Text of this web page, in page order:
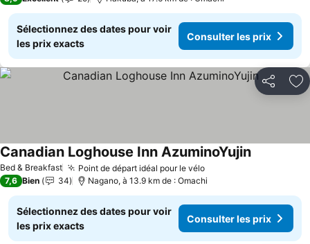
Sélectionnez des dates pour voir
les prix exacts
Consulter les prix
Partager
Bed & Breakfast Point de départ idéal pour le vélo
Canadian Loghouse Inn AzuminoYujin
7,6 Bien 34 Nagano, à 13.9 km de : Omachi
Sélectionnez des dates pour voir
les prix exacts
Consulter les prix